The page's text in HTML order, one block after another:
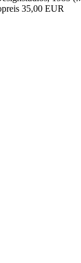
35,00 EUR